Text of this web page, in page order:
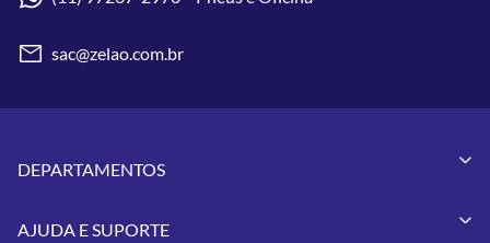
sac@zelao.com.br
DEPARTAMENTOS
AJUDA E SUPORTE